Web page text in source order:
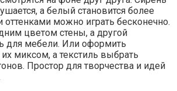
а белый становится более
можно играть бесконечно.
цветом стены, а другой
для мебели. Или оформить
миксом, а текстиль выбрать
Простор для творчества и идей